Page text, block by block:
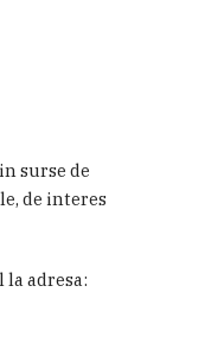
surse de
de interes
adresa: